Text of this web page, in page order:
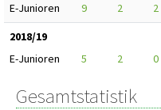
E-Junioren
9 2 2
2018/19
E-Junioren
5 2 0
Gesamtstatistik